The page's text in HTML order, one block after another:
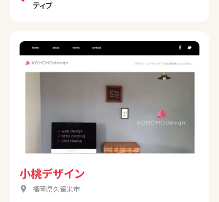
ティブ
小桃デザイン
福岡県久留米市